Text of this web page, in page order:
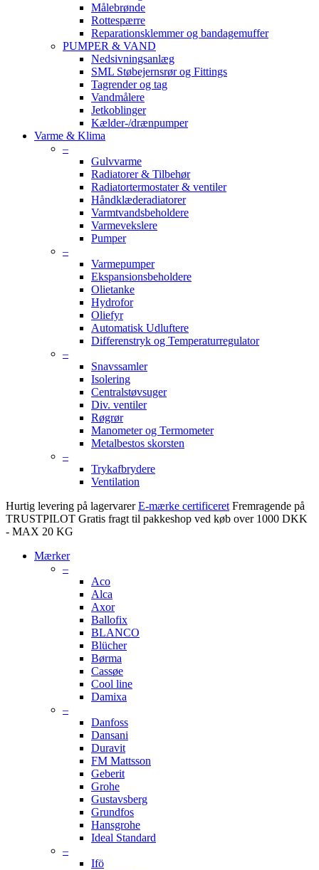
Målebrønde
Rottespærre
Reparationsklemmer og bandagemuffer
PUMPER & VAND
Nedsivningsanlæg
SML Støbejernsrør og Fittings
Tagrender og tag
Vandmålere
Jetkoblinger
Kælder-/drænpumper
Varme & Klima
–
Gulvvarme
Radiatorer & Tilbehør
Radiatortermostater & ventiler
Håndklæderadiatorer
Varmtvandsbeholdere
Varmevekslere
Pumper
–
Varmepumper
Ekspansionsbeholdere
Olietanke
Hydrofor
Oliefyr
Automatisk Udluftere
Differenstryk og Temperaturregulator
–
Snavssamler
Isolering
Centralstøvsuger
Div. ventiler
Røgrør
Manometer og Termometer
Metalbestos skorsten
–
Trykafbrydere
Ventilation
Hurtig levering på lagervarer E-mærke certificeret Fremragende på
TRUSTPILOT Gratis fragt til pakkeshop ved køb over 1000 DKK
- MAX 20 KG
Mærker
–
Aco
Alca
Axor
Ballofix
BLANCO
Blücher
Børma
Cassøe
Cool line
Damixa
–
Danfoss
Dansani
Duravit
FM Mattsson
Geberit
Grohe
Gustavsberg
Grundfos
Hansgrohe
Ideal Standard
–
Ifö